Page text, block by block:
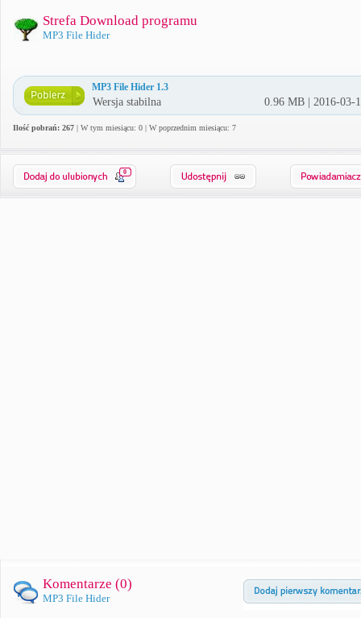
Strefa Download programu
MP3 File Hider
MP3 File Hider 1.3
Wersja stabilna 0.96 MB | 2016-03-
Ilość pobrań: 267 | W tym miesiącu: 0 | W poprzednim miesiącu: 7
0
Komentarze (0)
MP3 File Hider